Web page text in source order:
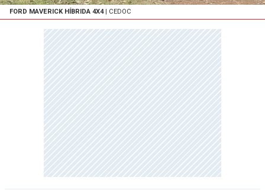
FORD MAVERICK HÍBRIDA 4X4| CEDOC